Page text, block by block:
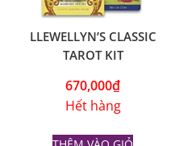
LLEWELLYN’S CLASSIC
TAROT KIT
670,000₫
Hết hàng